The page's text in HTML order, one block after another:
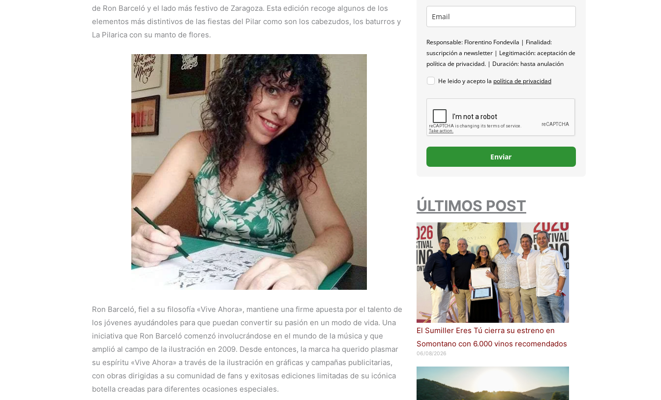
de Ron Barceló y el lado más festivo de Zaragoza. Esta edición recoge algunos de los
elementos más distintivos de las fiestas del Pilar como son los cabezudos, los baturros y
La Pilarica con su manto de flores.
Ron Barceló, fiel a su filosofía «Vive Ahora», mantiene una firme apuesta por el talento de
los jóvenes ayudándoles para que puedan convertir su pasión en un modo de vida. Una
iniciativa que Ron Barceló comenzó involucrándose en el mundo de la música y que
amplió al campo de la ilustración en 2009. Desde entonces, la marca ha querido plasmar
su espíritu «Vive Ahora» a través de la ilustración en gráficas y campañas publicitarias,
con obras dirigidas a su comunidad de fans y exitosas ediciones limitadas de su icónica
botella creadas para diferentes ocasiones especiales.
Responsable: Florentino Fondevila | Finalidad:
suscripción a newsletter | Legitimación: aceptación de
política de privacidad. | Duración: hasta anulación
He leido y acepto la política de privacidad
Enviar
ÚLTIMOS POST
El Sumiller Eres Tú cierra su estreno en
Somontano con 6.000 vinos recomendados
06/08/2026